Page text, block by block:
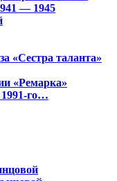
— 1945
«Сестра таланта»
«Ремарка»
го…